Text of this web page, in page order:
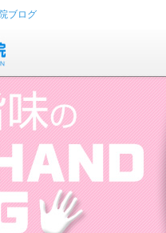
ブログ